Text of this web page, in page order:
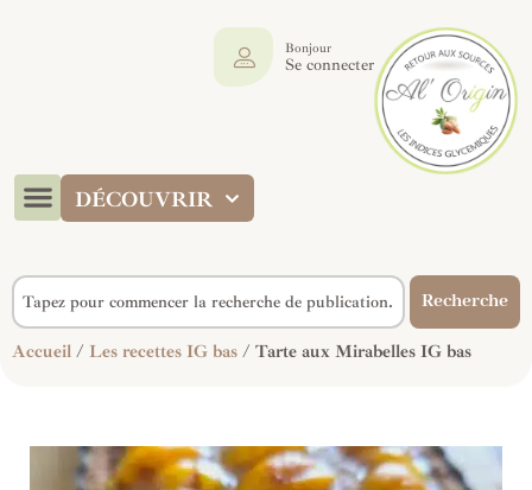
DÉCOUVRIR
Bonjour
Se connecter
Recherche
Accueil / Les recettes IG bas / Tarte aux Mirabelles IG bas